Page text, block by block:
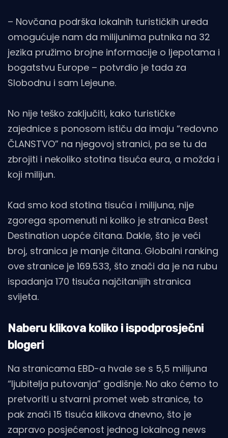
– Novčana podrška lokalnih turističkih ureda
omogućuje nam da milijunima putnika na 32
jezika pružimo brojne informacije o ljepotama i
bogatstvu Europe – potvrdio je tada za
Slobodnu i sam Lejeune.
No nije teško zaključiti, kako turističke
zajednice s ponosom ističu da imaju “redovno
ČLANSTVO” na njegovoj stranici, pa se tu da
zbrojiti i nekoliko stotina tisuća eura, a možda i
koji milijun.
Kad smo kod stotina tisuća i milijuna, nije
zgorega spomenuti ni koliko je stranica Best
Destination uopće čitana. Dakle, što je veći
broj, stranica je manje čitana. Globalni ranking
ove stranice je 169.533, što znači da je na rubu
ispadanja 170 tisuća najčitanijih stranica
svijeta.
Naberu klikova koliko i ispodprosječni
blogeri
Na stranicama EBD-a hvale se s 5,5 milijuna
“ljubitelja putovanja” godišnje. No ako ćemo to
pretvoriti u stvarni promet web stranice, to
pak znači 15 tisuća klikova dnevno, što je
zapravo posjećenost jednog lokalnog news